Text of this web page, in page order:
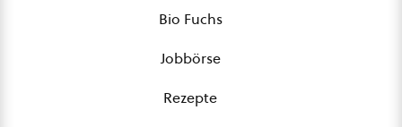
Bio Fuchs
Jobbörse
Rezepte